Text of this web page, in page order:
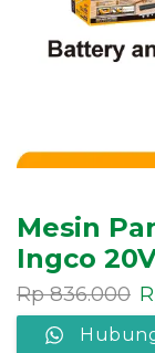
Mesin
Ingco
Rp836.000